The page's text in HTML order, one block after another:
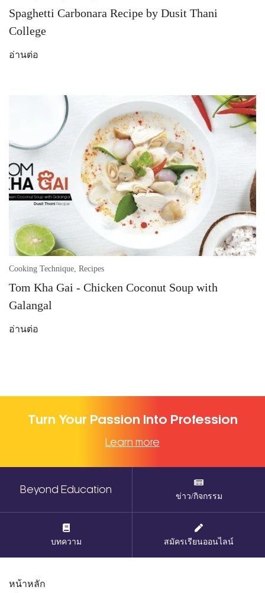
Spaghetti Carbonara Recipe by Dusit Thani
College
อ่านต่อ
Cooking Technique Recipes
Tom Kha Gai - Chicken Coconut Soup with
Galangal
อ่านต่อ
Turn Your Passion Into Profession
Learn more
Beyond Education
ข่าว/กิจกรรม
บทความ สมัครเรียนออนไลน์
หน้าหลัก